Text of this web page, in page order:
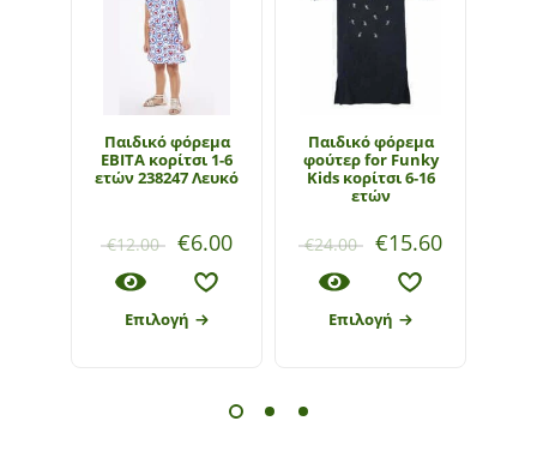
Παιδικό φόρεμα
ΕΒΙΤΑ κορίτσι 1-6
ετών 238247 Λευκό
€12.00 €6.00
Επιλογή
Παιδικό φόρεμα
φούτερ for Funky
Kids κορίτσι 6-16
ετών
€24.00 €15.60
Επιλογή